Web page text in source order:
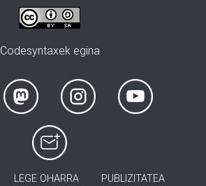
Codesyntaxek egina
LEGE OHARRA PUBLIZITATEA